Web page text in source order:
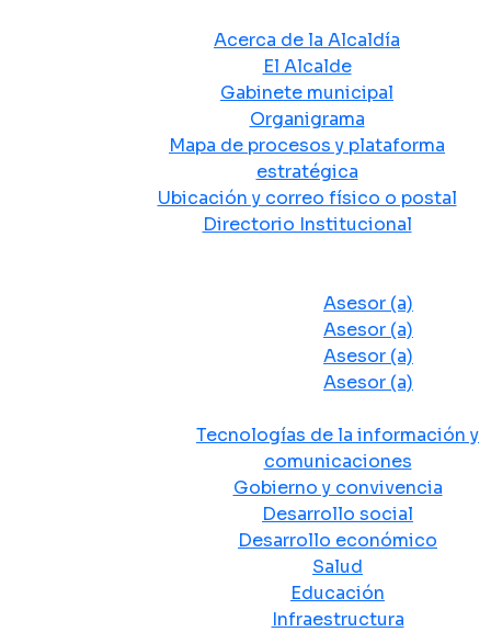
Acerca de la Alcaldía
El Alcalde
Gabinete municipal
Organigrama
Mapa de procesos y plataforma
estratégica
Ubicación y correo físico o postal
Directorio Institucional
Asesor (a)
Asesor (a)
Asesor (a)
Asesor (a)
Tecnologías de la información y
comunicaciones
Gobierno y convivencia
Desarrollo social
Desarrollo económico
Salud
Educación
Infraestructura